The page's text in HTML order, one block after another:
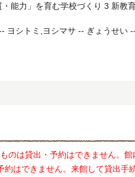
能力」を育む学校づくり 3 新教
ヨシトミ,ヨシマサ -- ぎょうせい
のは貸出・予約はできません。
はできません。来館して貸出手